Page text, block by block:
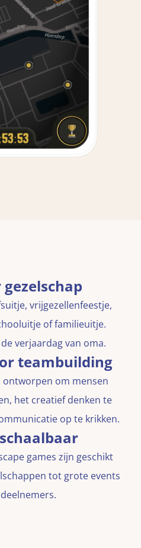
vrijgezellenfeestje,
of familieuitje.
verjaardag van oma.
teambuilding
ontworpen om mensen
het creatief denken te
op te krikken.
games zijn geschikt
tot grote events